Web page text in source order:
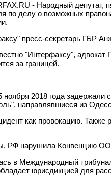
- Народный
по делу о возможных
пресс-секретарь ГБР
"Интерфаксу",
за границей.
ноября 2018 года
направлявшиеся из
как провокацию.
РФ нарушила Конвенцию
в Международный
юрисдикцией для